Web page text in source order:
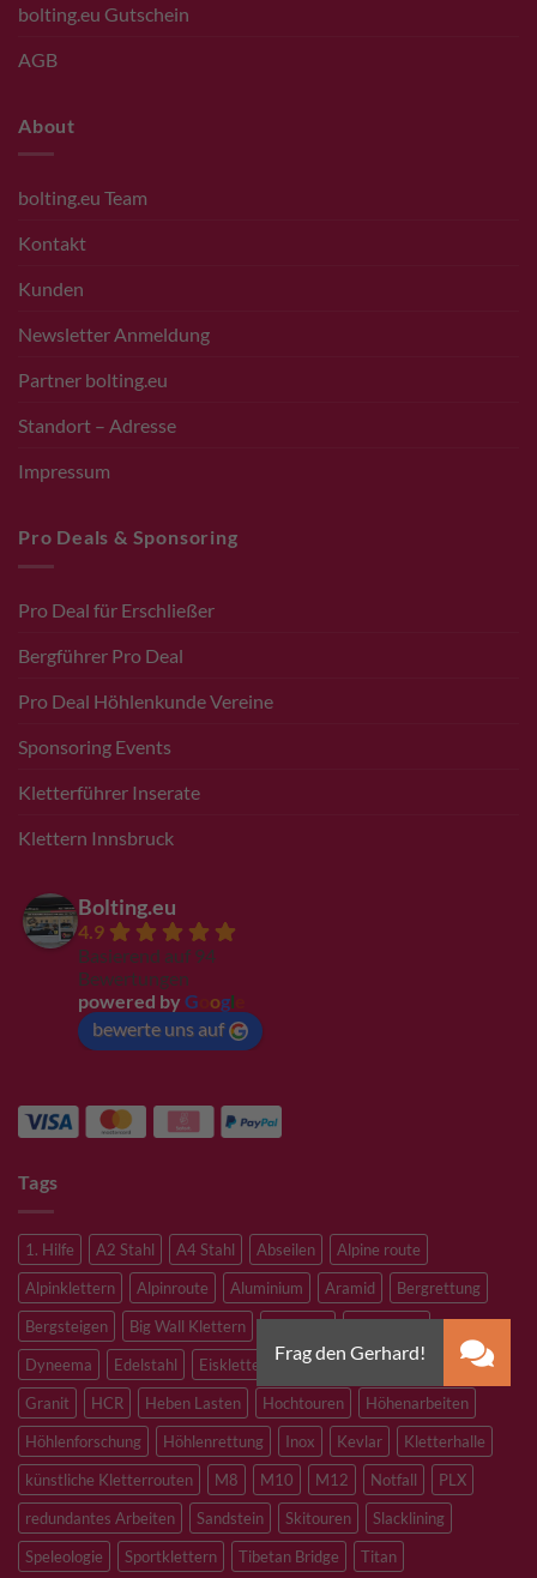
bolting.eu Gutschein
AGB
About
bolting.eu Team
Kontakt
Kunden
Newsletter Anmeldung
Partner bolting.eu
Standort – Adresse
Impressum
Pro Deals & Sponsoring
Pro Deal für Erschließer
Bergführer Pro Deal
Pro Deal Höhlenkunde Vereine
Sponsoring Events
Kletterführer Inserate
Klettern Innsbruck
Bolting.eu
4.9
Basierend auf 94
Bewertungen
powered by G ogl
bewerte uns auf
Tags
1. Hilfe A2 Stahl A4 Stahl Abseilen
Alpine route
Alpinklettern
Alpinroute Aluminium Aramid
Bergrettung
Bergsteigen
Big Wall Klettern
Dyneema
Edelstahl Eisklettern Flaschenzug
Flying Fox
Granit
HCR Heben Lasten Hochtouren
Höhenarbeiten
Höhlenforschung
Höhlenrettung Inox Kevlar
Kletterhalle
künstliche Kletterrouten
M8 M10 M12 Notfall
PLX
redundantes Arbeiten
Sandstein Skitouren
Slacklining
Speleologie
Sportklettern Tibetan Bridge Titan